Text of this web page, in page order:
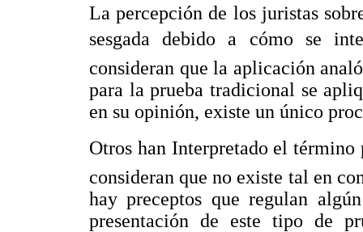
La percepción de los juristas
sesgada debido a cómo se
consideran que la aplicación
para la prueba tradicional se
en su opinión, existe un único
Otros han Interpretado el término
consideran que no existe tal en
hay preceptos que regulan
presentación de este tipo de